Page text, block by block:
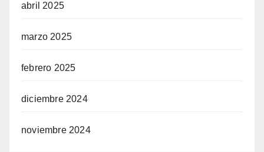
abril 2025
marzo 2025
febrero 2025
diciembre 2024
noviembre 2024